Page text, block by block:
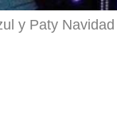
y Paty